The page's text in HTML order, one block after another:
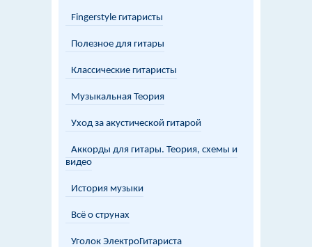
Fingerstyle гитаристы
Полезное для гитары
Классические гитаристы
Музыкальная Теория
Уход за акустической гитарой
Аккорды для гитары. Теория, схемы и
видео
История музыки
Всё о струнах
Уголок ЭлектроГитариста